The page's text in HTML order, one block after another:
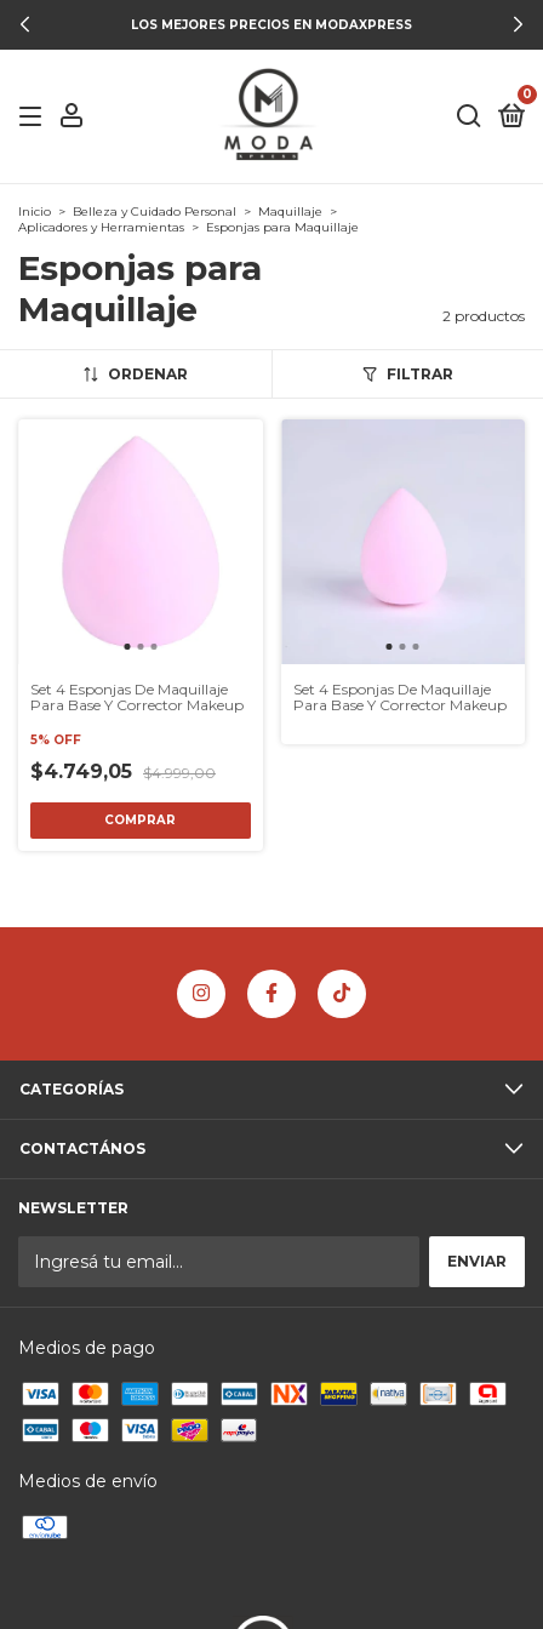
LOS MEJORES PRECIOS EN MODAXPRESS
0
Inicio > Belleza y Cuidado Personal > Maquillaje
>
Aplicadores y Herramientas > Esponjas para Maquillaje
Esponjas para
Maquillaje
2 productos
ORDENAR FILTRAR
Set 4 Esponjas De Maquillaje
Para Base Y Corrector Makeup
5% OFF
$4.749,05 $4.999,00
COMPRAR
Set 4 Esponjas De Maquillaje
Para Base Y Corrector Makeup
CATEGORÍAS
CONTACTÁNOS
NEWSLETTER
Medios de pago
Medios de envío